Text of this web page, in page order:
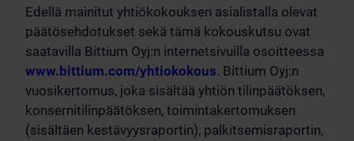
Edellä mainitut yhtiökokouksen asialistalla olevat
päätösehdotukset sekä tämä kokouskutsu ovat
saatavilla Bittium Oyj:n internetsivuilla osoitteessa
www.bittium.com/yhtiokokous. Bittium Oyj:n
vuosikertomus, joka sisältää yhtiön tilinpäätöksen,
konsernitilinpäätöksen, toimintakertomuksen
(sisältäen kestävyysraportin), palkitsemisraportin,